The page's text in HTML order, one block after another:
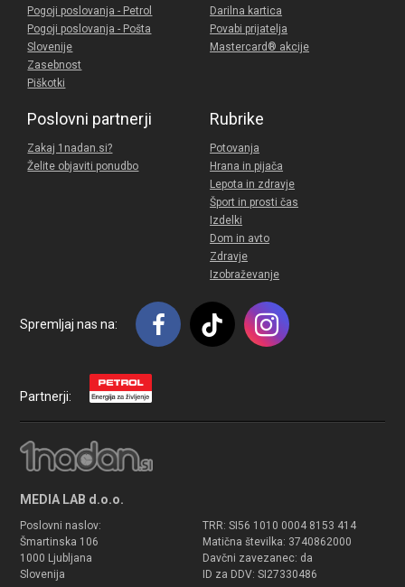
Pogoji poslovanja - Petrol
Pogoji poslovanja - Pošta
Slovenije
Zasebnost
Piškotki
Darilna kartica
Povabi prijatelja
Mastercard® akcije
Poslovni partnerji
Zakaj 1nadan.si?
Želite objaviti ponudbo
Rubrike
Potovanja
Hrana in pijača
Lepota in zdravje
Šport in prosti čas
Izdelki
Dom in avto
Zdravje
Izobraževanje
Spremljaj nas na:
Partnerji:
MEDIA LAB d.o.o.
Poslovni naslov:
Šmartinska 106
1000 Ljubljana
Slovenija
TRR: SI56 1010 0004 8153 414
Matična številka: 3740862000
Davčni zavezanec: da
ID za DDV: SI27330486